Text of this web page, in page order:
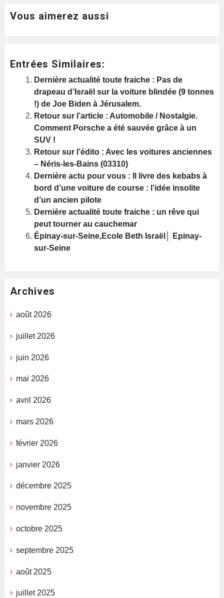
Vous aimerez aussi
Entrées Similaires:
Dernière actualité toute fraiche : Pas de
drapeau d’Israël sur la voiture blindée (9 tonnes
!) de Joe Biden à Jérusalem.
Retour sur l’article : Automobile / Nostalgie.
Comment Porsche a été sauvée grâce à un
SUV !
Retour sur l’édito : Avec les voitures anciennes
– Néris-les-Bains (03310)
Dernière actu pour vous : Il livre des kebabs à
bord d’une voiture de course : l’idée insolite
d’un ancien pilote
Dernière actualité toute fraiche : un rêve qui
peut tourner au cauchemar
Épinay-sur-Seine,Ecole Beth Israël│ Epinay-
sur-Seine
Archives
août 2026
juillet 2026
juin 2026
mai 2026
avril 2026
mars 2026
février 2026
janvier 2026
décembre 2025
novembre 2025
octobre 2025
septembre 2025
août 2025
juillet 2025